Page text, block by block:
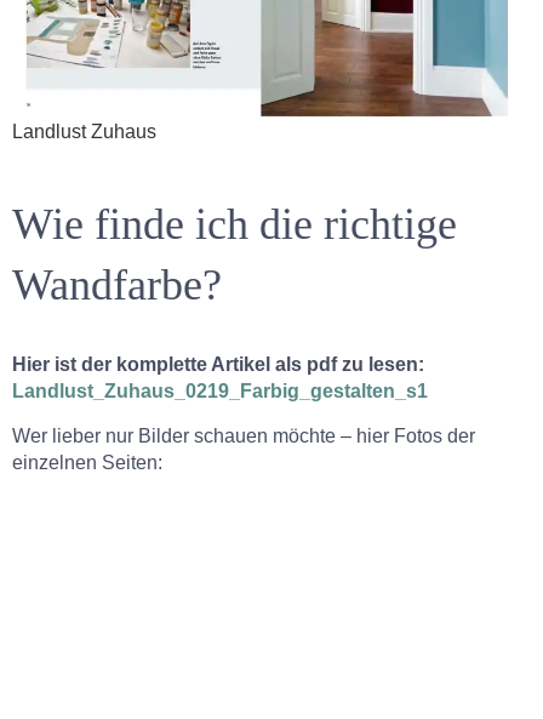
Landlust Zuhaus
Wie finde ich die richtige
Wandfarbe?
Hier ist der komplette Artikel als pdf zu lesen:
Landlust_Zuhaus_0219_Farbig_gestalten_s1
Wer lieber nur Bilder schauen möchte – hier Fotos der
einzelnen Seiten: